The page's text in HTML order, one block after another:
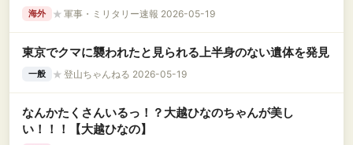
海外 ★ 軍事・ミリタリー速報 2026-05-19
東京でクマに襲われたと見られる上半身のない遺体を発見
一般 ★ 登山ちゃんねる 2026-05-19
なんかたくさんいるっ！？大越ひなのちゃんが美し
い！！！【大越ひなの】